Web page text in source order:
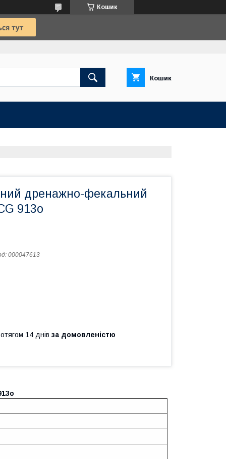
Кошик
Кошик
дренажно-фекальний
913o
000047613
14 днів за домовленістю